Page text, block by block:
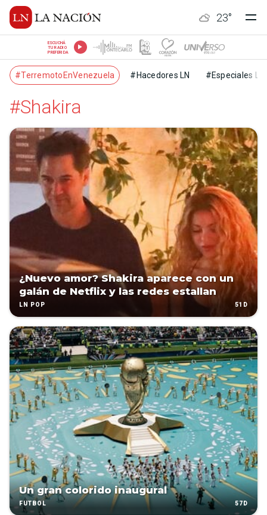
23°
ESCUCHÁ
TU RADIO
PREFERIDA
#TerremotoEnVenezuela #Hacedores LN #Especiales LN
#Shakira
¿Nuevo amor? Shakira aparece con un
galán de Netflix y las redes estallan
LN POP 51D
Un gran colorido inaugural
FÚTBOL 57D